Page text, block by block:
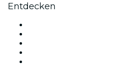
Entdecken